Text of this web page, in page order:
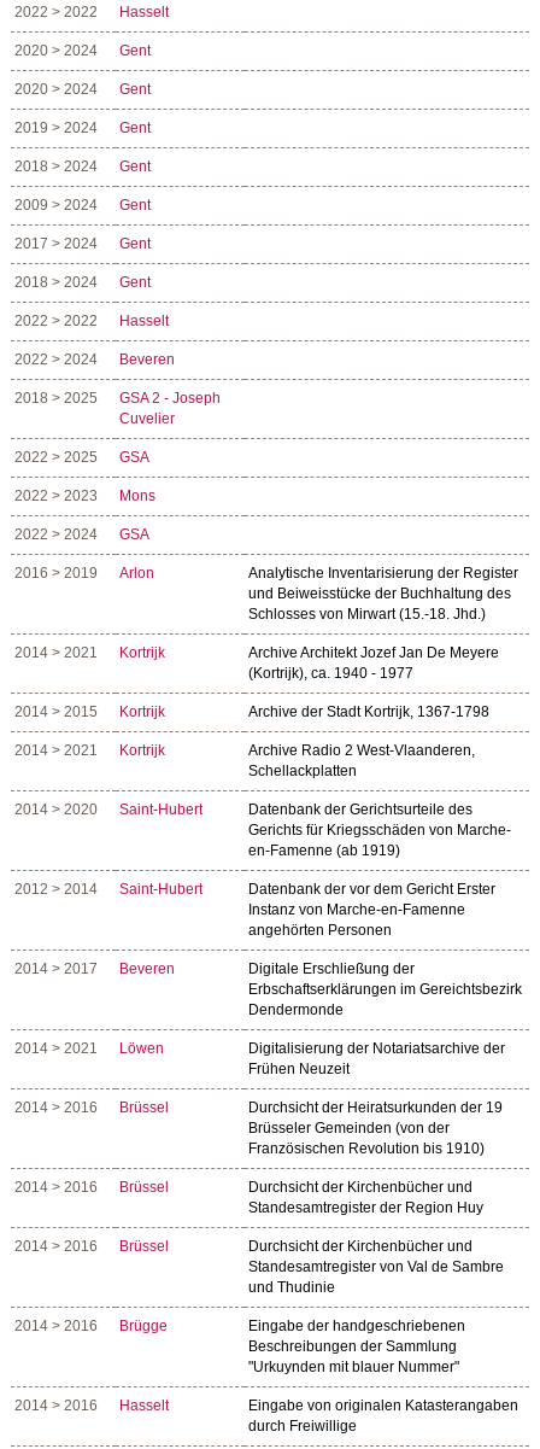
2022 > 2022 Hasselt
2020 > 2024 Gent
2020 > 2024 Gent
2019 > 2024 Gent
2018 > 2024 Gent
2009 > 2024 Gent
2017 > 2024 Gent
2018 > 2024 Gent
2022 > 2022 Hasselt
2022 > 2024 Beveren
2018 > 2025
GSA 2 - Joseph
Cuvelier
2022 > 2025 GSA
2022 > 2023 Mons
2022 > 2024 GSA
2016 > 2019 Arlon
Analytische Inventarisierung der Register
und Beiweisstücke der Buchhaltung des
Schlosses von Mirwart (15.-18. Jhd.)
2014 > 2021 Kortrijk
Archive Architekt Jozef Jan De Meyere
(Kortrijk), ca. 1940 - 1977
2014 > 2015 Kortrijk Archive der Stadt Kortrijk, 1367-1798
2014 > 2021 Kortrijk
Archive Radio 2 West-Vlaanderen,
Schellackplatten
2014 > 2020 Saint-Hubert
Datenbank der Gerichtsurteile des
Gerichts für Kriegsschäden von Marche-
en-Famenne (ab 1919)
2012 > 2014 Saint-Hubert
Datenbank der vor dem Gericht Erster
Instanz von Marche-en-Famenne
angehörten Personen
2014 > 2017 Beveren
Digitale Erschließung der
Erbschaftserklärungen im Gereichtsbezirk
Dendermonde
2014 > 2021 Löwen
Digitalisierung der Notariatsarchive der
Frühen Neuzeit
2014 > 2016 Brüssel
Durchsicht der Heiratsurkunden der 19
Brüsseler Gemeinden (von der
Französischen Revolution bis 1910)
2014 > 2016 Brüssel
Durchsicht der Kirchenbücher und
Standesamtregister der Region Huy
2014 > 2016 Brüssel
Durchsicht der Kirchenbücher und
Standesamtregister von Val de Sambre
und Thudinie
2014 > 2016 Brügge
Eingabe der handgeschriebenen
Beschreibungen der Sammlung
"Urkuynden mit blauer Nummer"
2014 > 2016 Hasselt
Eingabe von originalen Katasterangaben
durch Freiwillige